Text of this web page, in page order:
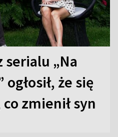
serialu „Na
że się
zmienił syn